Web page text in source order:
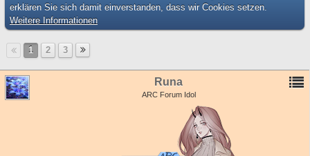
erklären Sie sich damit einverstanden, dass wir Cookies setzen.
Weitere Informationen
1 2 3
Runa
ARC Forum Idol